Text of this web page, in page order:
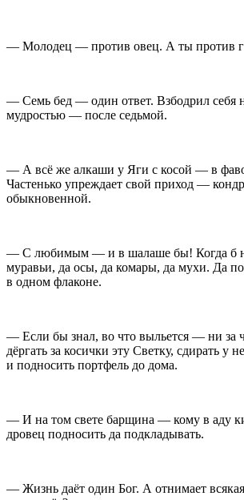
— Молодец — против овец. А ты против
— Семь бед — один ответ. Взбодрил себя
мудростью — после седьмой.
— А всё же алкаши у Яги с косой — в
Частенько упреждает свой приход —
обыкновенной.
— С любимым — и в шалаше бы! Когда б
муравьи, да осы, да комары, да мухи. Да
в одном флаконе.
— Если бы знал, во что выльется — ни за
дёргать за косички эту Светку, сдирать у
и подносить портфель до дома.
— И на том свете барщина — кому в аду
дровец подносить да подкладывать.
— Жизнь даёт один Бог. А отнимает